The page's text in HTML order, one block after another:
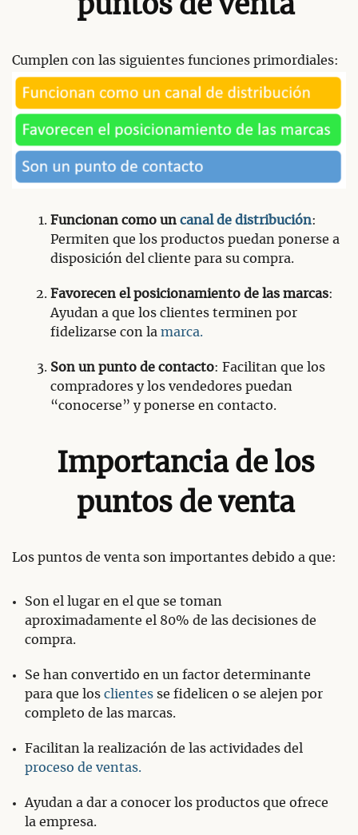
puntos de venta
Cumplen con las siguientes funciones primordiales:
Funcionan como un canal de distribución:
Permiten que los productos puedan ponerse a
disposición del cliente para su compra.
Favorecen el posicionamiento de las marcas:
Ayudan a que los clientes terminen por
fidelizarse con la marca.
Son un punto de contacto: Facilitan que los
compradores y los vendedores puedan
“conocerse” y ponerse en contacto.
Importancia de los
puntos de venta
Los puntos de venta son importantes debido a que:
Son el lugar en el que se toman
aproximadamente el 80% de las decisiones de
compra.
Se han convertido en un factor determinante
para que los clientes se fidelicen o se alejen por
completo de las marcas.
Facilitan la realización de las actividades del
proceso de ventas.
Ayudan a dar a conocer los productos que ofrece
la empresa.